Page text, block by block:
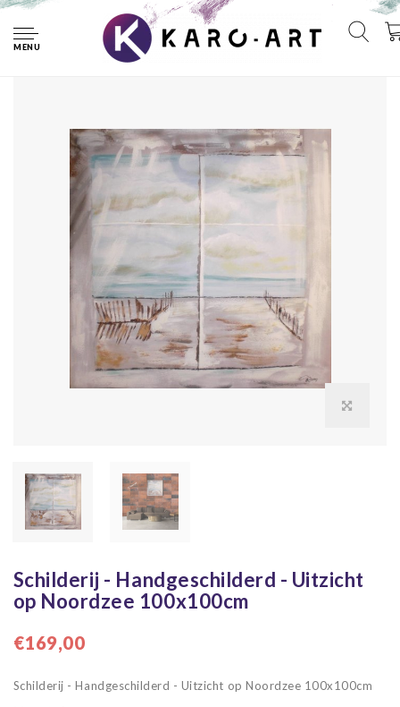
MENU
Schilderij - Handgeschilderd - Uitzicht op Noordzee
100x100cm
Schilderij - Handgeschilderd - Uitzicht
op Noordzee 100x100cm
€169,00
Schilderij - Handgeschilderd - Uitzicht op Noordzee 100x100cm